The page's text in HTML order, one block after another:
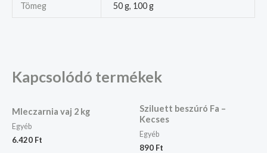
Tömeg 50 g, 100 g
Kapcsolódó termékek
Mleczarnia vaj 2 kg
Egyéb
6.420 Ft
Sziluett beszúró Fa –
Kecses
Egyéb
890 Ft